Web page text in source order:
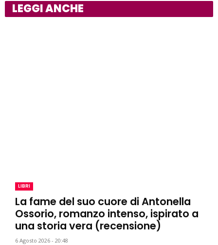
LEGGI ANCHE
LIBRI
La fame del suo cuore di Antonella
Ossorio, romanzo intenso, ispirato a
una storia vera (recensione)
6 Agosto 2026 - 20:48